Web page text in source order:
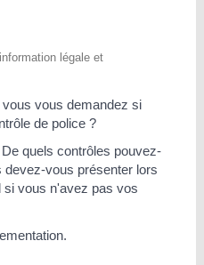
légale et
vous demandez si
de police ?
quels contrôles pouvez-
devez-vous présenter lors
si vous n'avez pas vos